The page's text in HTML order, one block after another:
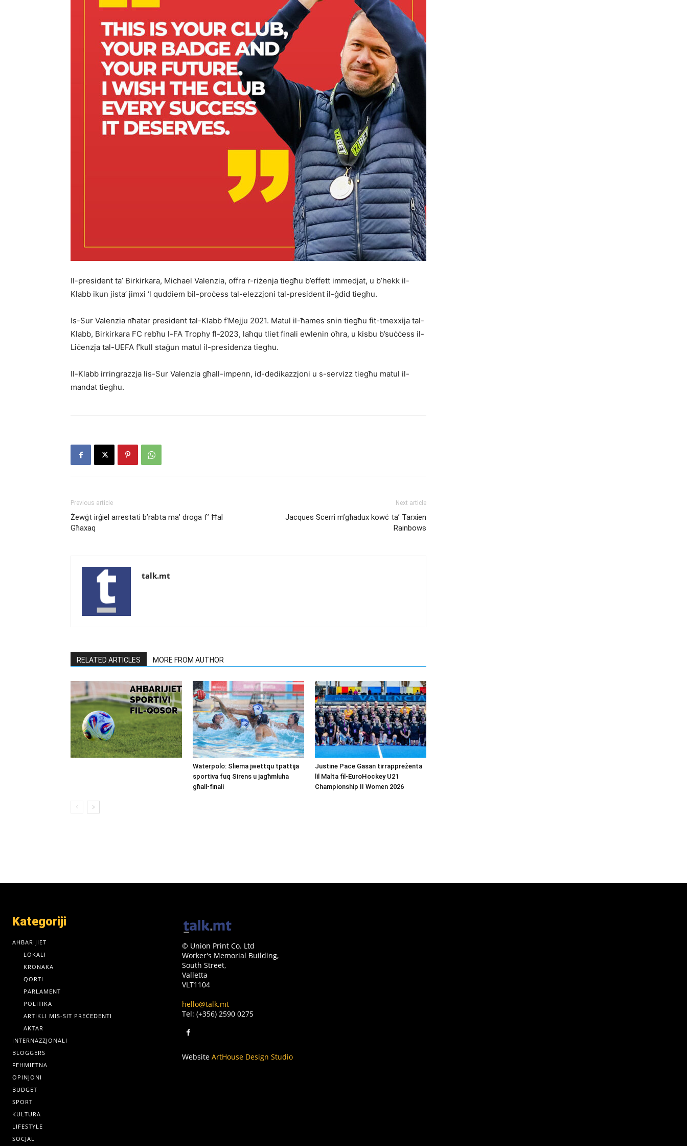
Il-president ta’ Birkirkara, Michael Valenzia, offra r-riżenja tiegħu b’effett immedjat, u b’hekk il-
Klabb ikun jista’ jimxi ‘l quddiem bil-proċess tal-elezzjoni tal-president il-ġdid tiegħu.
Is-Sur Valenzia nħatar president tal-Klabb f’Mejju 2021. Matul il-ħames snin tiegħu fit-tmexxija tal-
Klabb, Birkirkara FC rebħu l-FA Trophy fl-2023, laħqu tliet finali ewlenin oħra, u kisbu b’suċċess il-
Liċenzja tal-UEFA f’kull staġun matul il-presidenza tiegħu.
Il-Klabb irringrazzja lis-Sur Valenzia għall-impenn, id-dedikazzjoni u s-servizz tiegħu matul il-
mandat tiegħu.
Previous article
Żewġt irġiel arrestati b’rabta ma’ droga f’ Ħal
Għaxaq
Next article
Jacques Scerri m’għadux kowċ ta’ Tarxien
Rainbows
talk.mt
RELATED ARTICLES MORE FROM AUTHOR
Waterpolo: Sliema jwettqu tpattija
sportiva fuq Sirens u jagħmluha
għall-finali
Justine Pace Gasan tirrappreżenta
lil Malta fil-EuroHockey U21
Championship II Women 2026
Kategoriji
AĦBARIJIET
LOKALI
KRONAKA
QORTI
PARLAMENT
POLITIKA
ARTIKLI MIS-SIT PREĊEDENTI
AKTAR
INTERNAZZJONALI
BLOGGERS
FEHMIETNA
OPINJONI
BUDGET
SPORT
KULTURA
LIFESTYLE
SOĊJAL
© Union Print Co. Ltd
Worker's Memorial Building,
South Street,
Valletta
VLT1104
hello@talk.mt
Tel: (+356) 2590 0275
Website ArtHouse Design Studio